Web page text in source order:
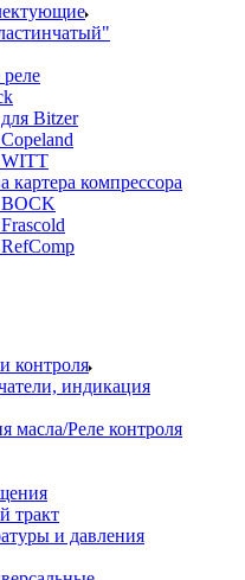
Bitzer
WITT
компрессора
BOCK
контроля
индикация
масла/Реле контроля
тракт
и давления